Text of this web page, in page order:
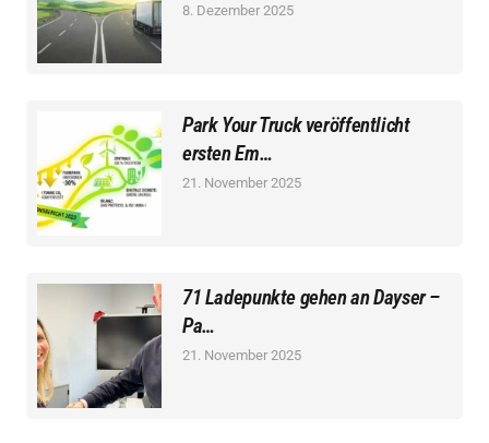
8. Dezember 2025
Park Your Truck veröffentlicht
ersten Em…
21. November 2025
71 Ladepunkte gehen an Dayser –
Pa…
21. November 2025